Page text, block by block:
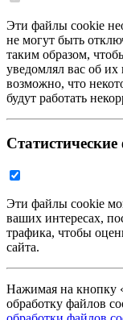
Эти файлы cookie
не могут быть
таким образом,
уведомлял вас об их
возможно, что
будут работать
Эти файлы cookie
ваших интересах,
трафика, чтобы
сайта.
Нажимая на кнопку
обработку файлов